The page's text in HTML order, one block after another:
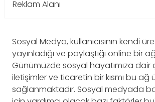
Reklam Alanı
Sosyal Medya, kullanıcısının kendi
yayınladığı ve paylaştığı online bir
Günümüzde sosyal hayatımıza
iletişimler ve ticaretin bir kısmı bu ağ
sağlanmaktadır. Sosyal medyada